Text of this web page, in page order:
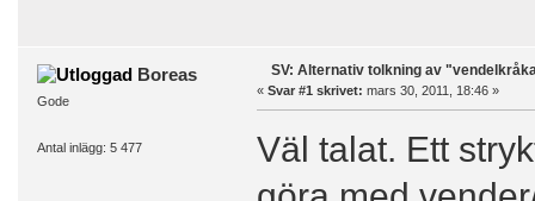
Boreas
Gode
Antal inlägg: 5 477
SV: Alternativ tolkning av
« Svar #1 skrivet: mars 30, 2011, 18:46 »
Väl talat. Ett